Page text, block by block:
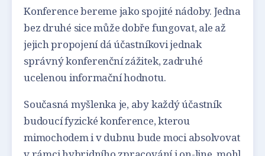
Konference bereme jako spojité nádoby. Jedna
bez druhé sice může dobře fungovat, ale až
jejich propojení dá účastníkovi jednak
správný konferenční zážitek, zadruhé
ucelenou informační hodnotu.
Současná myšlenka je, aby každý účastník
budoucí fyzické konference, kterou
mimochodem i v dubnu bude moci absolvovat